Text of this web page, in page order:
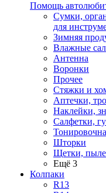
Помощь
Сумки,
для
Зимняя
Влажные
Антенна
Воронки
Прочее
Стяжки и
Аптечки,
Наклейки,
Салфетки,
Шторки
Щетки,
Ещё 3
Колпаки
R13